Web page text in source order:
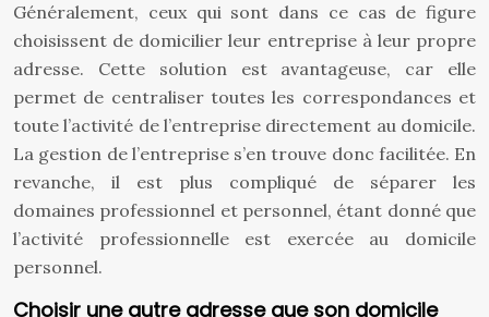
Généralement, ceux qui sont dans ce cas de figure
choisissent de domicilier leur entreprise à leur propre
adresse. Cette solution est avantageuse, car elle
permet de centraliser toutes les correspondances et
toute l’activité de l’entreprise directement au domicile.
La gestion de l’entreprise s’en trouve donc facilitée. En
revanche, il est plus compliqué de séparer les
domaines professionnel et personnel, étant donné que
l’activité professionnelle est exercée au domicile
personnel.
Choisir une autre adresse que son domicile